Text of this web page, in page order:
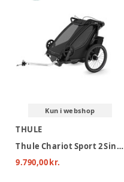
Kun i webshop
THULE
Thule Chariot Sport 2 Single Cykelvogn - Black
9.790,00 kr.